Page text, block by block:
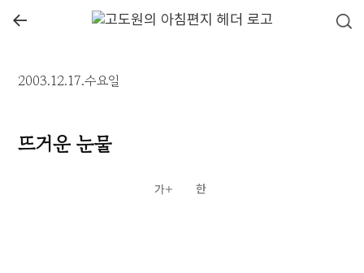
←
2003.12.17.수요일
뜨거운 눈물